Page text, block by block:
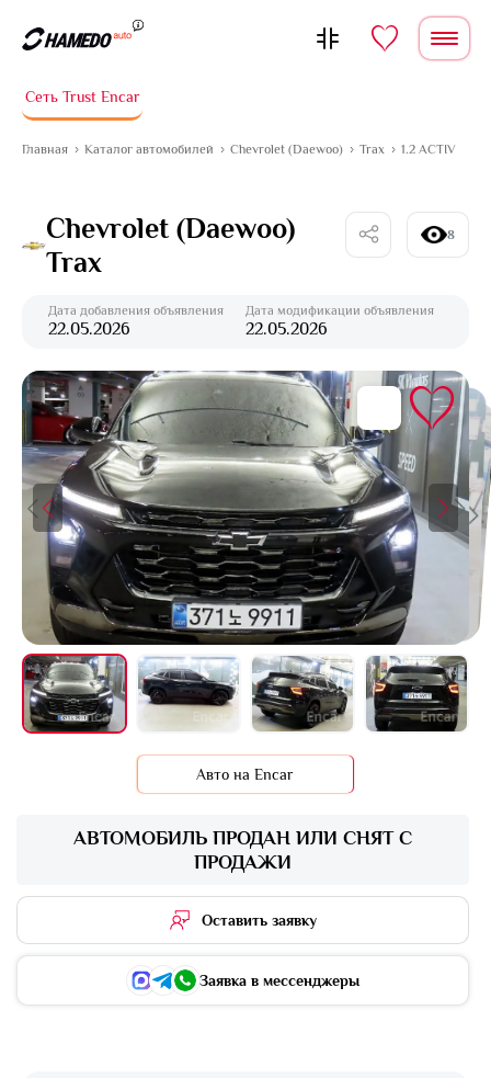
Сеть Trust Encar
Главная Каталог автомобилей Chevrolet (Daewoo) Trax 1.2 ACTIV
Chevrolet (Daewoo)
Trax
8
Дата добавления объявления
22.05.2026
Дата модификации объявления
22.05.2026
АВТОМОБИЛЬ ПРОДАН ИЛИ СНЯТ С
ПРОДАЖИ
Оставить заявку
Заявка в мессенджеры
Авто на Encar